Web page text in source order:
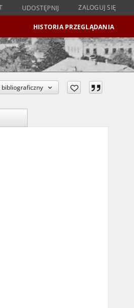
UDOSTĘPNIJ ZALOGUJ SIĘ
HISTORIA PRZEGLĄDANIA
bibliograficzny